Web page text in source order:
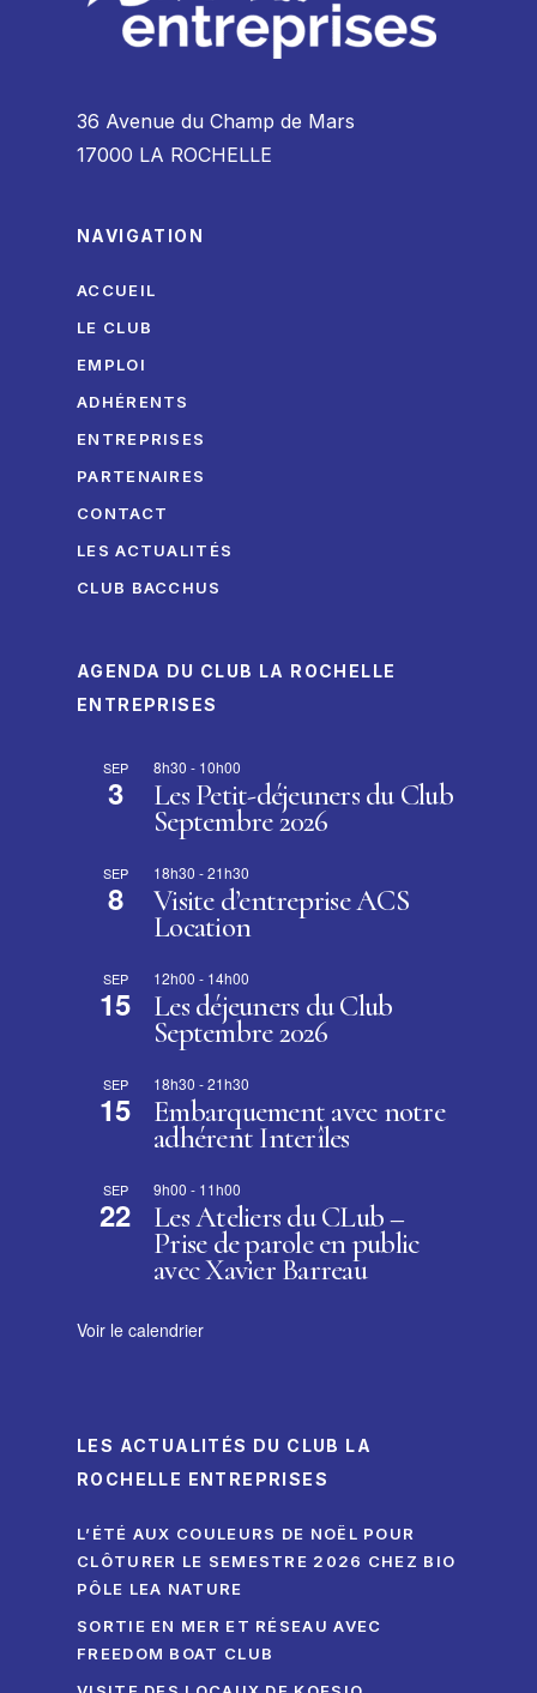
36 Avenue du Champ de Mars
17000 LA ROCHELLE
NAVIGATION
ACCUEIL
LE CLUB
EMPLOI
ADHÉRENTS
ENTREPRISES
PARTENAIRES
CONTACT
LES ACTUALITÉS
CLUB BACCHUS
AGENDA DU CLUB LA ROCHELLE
ENTREPRISES
SEP
3
8h30 - 10h00
Les Petit-déjeuners du Club
Septembre 2026
SEP
8
18h30 -21h30
Visite d’entreprise ACS
Location
SEP
15
12h00 - 14h00
Les déjeuners du Club
Septembre 2026
SEP
15
18h30 -21h30
Embarquement avec notre
adhérent Interîles
SEP
22
9h00 - 11h00
Les Ateliers du CLub –
Prise de parole en public
avec Xavier Barreau
Voir le calendrier
LES ACTUALITÉS DU CLUB LA
ROCHELLE ENTREPRISES
L’ÉTÉ AUX COULEURS DE NOËL POUR
CLÔTURER LE SEMESTRE 2026 CHEZ BIO
PÔLE LEA NATURE
SORTIE EN MER ET RÉSEAU AVEC
FREEDOM BOAT CLUB